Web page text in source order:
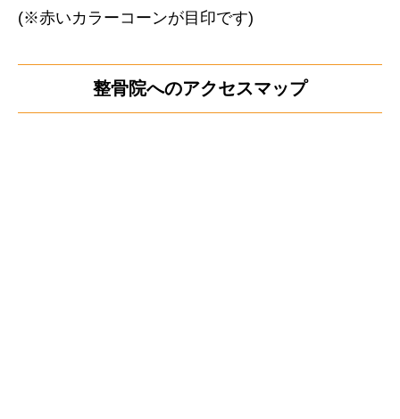
(※赤いカラーコーンが目印です)
整骨院へのアクセスマップ